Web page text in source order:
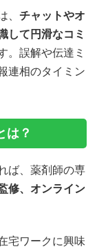
、 チャットやオ
して円滑なコミ
。誤解や伝達ミ
連相のタイミン
は？
ば、薬剤師の専
修、オンライン
宅ワークに興味